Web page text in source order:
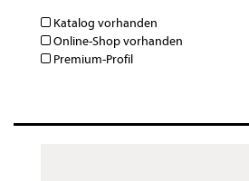
Katalog vorhanden
Online-Shop vorhanden
Premium-Profil